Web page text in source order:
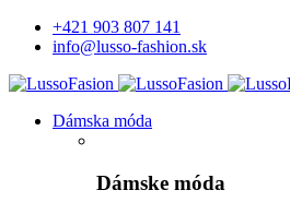
+421 903 807 141
info@lusso-fashion.sk
Dámska móda
Dámske móda